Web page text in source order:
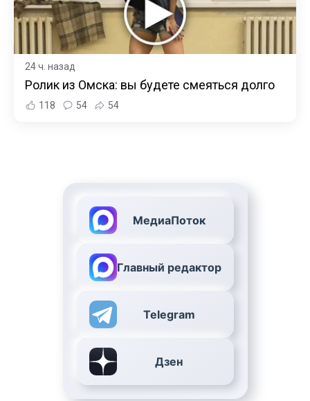
24 ч. назад
Ролик из Омска: вы будете смеяться долго
118 54 54
МедиаПоток
Главный редактор
Telegram
Дзен